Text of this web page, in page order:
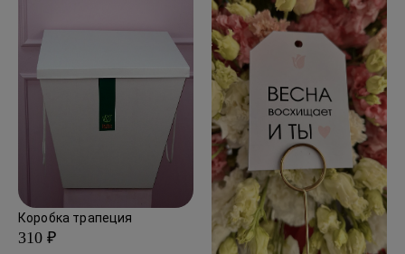
Коробка трапеция
310 ₽